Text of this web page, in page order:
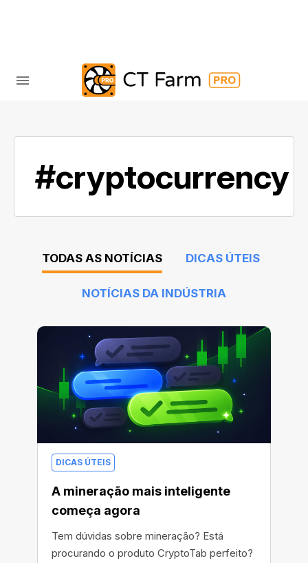
#cryptocurrency
TODAS AS NOTÍCIAS DICAS ÚTEIS
NOTÍCIAS DA INDÚSTRIA
DICAS ÚTEIS
A mineração mais inteligente
começa agora
Tem dúvidas sobre mineração? Está
procurando o produto CryptoTab perfeito?